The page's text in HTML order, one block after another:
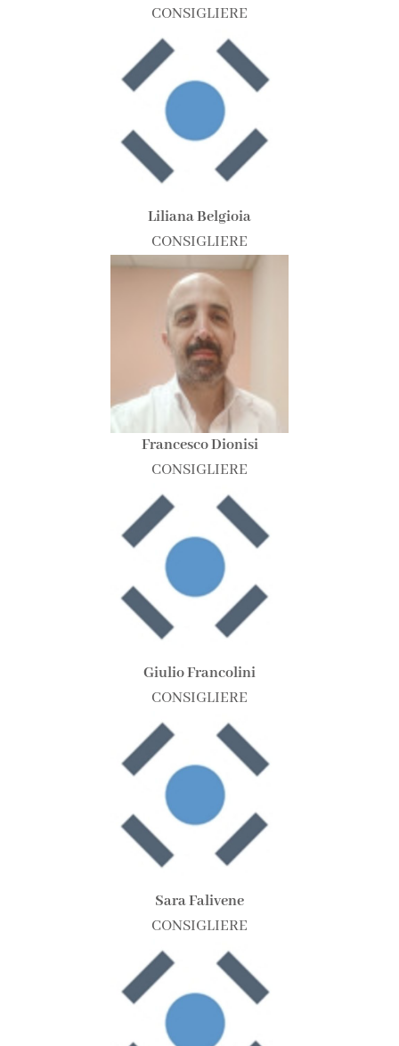
CONSIGLIERE
Liliana Belgioia
CONSIGLIERE
Francesco Dionisi
CONSIGLIERE
Giulio Francolini
CONSIGLIERE
Sara Falivene
CONSIGLIERE